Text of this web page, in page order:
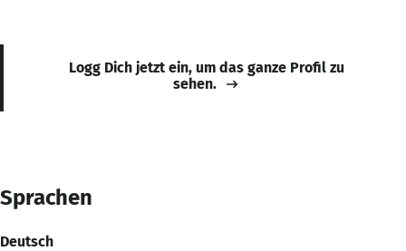
Logg Dich jetzt ein, um das ganze Profil zu
sehen.
Sprachen
Deutsch